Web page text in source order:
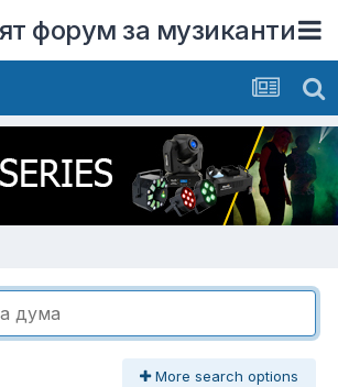
форум за музиканти
More search options